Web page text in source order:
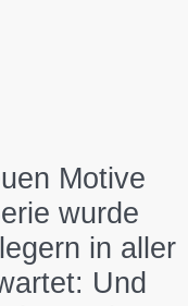
Motive
wurde
in aller
Und